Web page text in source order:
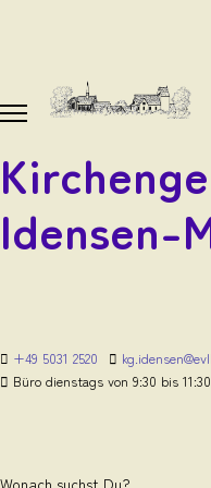
Idensen-
+49 5031 2520
Büro dienstags von 9:30 bis
Wonach suchst Du?